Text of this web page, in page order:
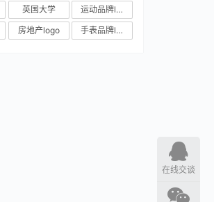
英国大学
运动品牌logo
房地产logo 手表品牌logo
在线交谈